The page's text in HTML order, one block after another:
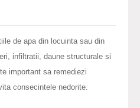
de apa din locuinta sau din
infiltratii, daune structurale si
important sa remediezi
consecintele nedorite.